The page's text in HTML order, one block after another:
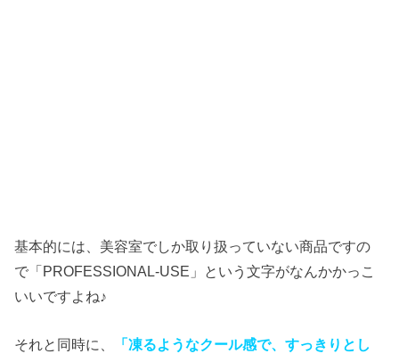
基本的には、美容室でしか取り扱っていない商品ですの
で「PROFESSIONAL-USE」という文字がなんかかっこ
いいですよね♪
それと同時に、
「凍るようなクール感で、すっきりとし